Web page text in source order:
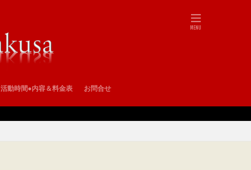
活動時間•内容＆料金表 お問合せ